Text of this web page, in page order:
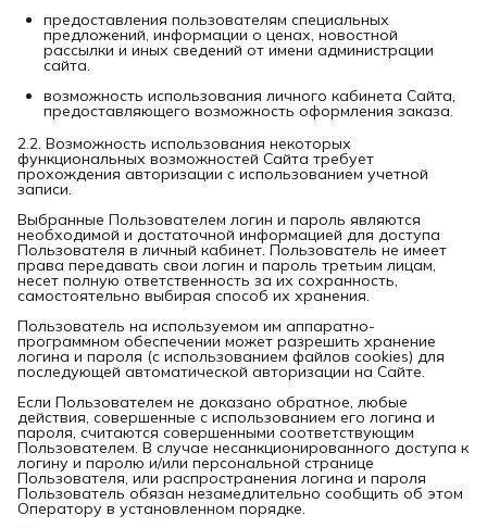
предоставления пользователям специальных
предложений, информации о ценах, новостной
рассылки и иных сведений от имени администрации
сайта.
возможность использования личного кабинета Сайта,
предоставляющего возможность оформления заказа.
2.2. Возможность использования некоторых
функциональных возможностей Сайта требует
прохождения авторизации с использованием учетной
записи.
Выбранные Пользователем логин и пароль являются
необходимой и достаточной информацией для доступа
Пользователя в личный кабинет. Пользователь не имеет
права передавать свои логин и пароль третьим лицам,
несет полную ответственность за их сохранность,
самостоятельно выбирая способ их хранения.
Пользователь на используемом им аппаратно-
программном обеспечении может разрешить хранение
логина и пароля (с использованием файлов cookies) для
последующей автоматической авторизации на Сайте.
Если Пользователем не доказано обратное, любые
действия, совершенные с использованием его логина и
пароля, считаются совершенными соответствующим
Пользователем. В случае несанкционированного доступа к
логину и паролю и/или персональной странице
Пользователя, или распространения логина и пароля
Пользователь обязан незамедлительно сообщить об этом
Оператору в установленном порядке.